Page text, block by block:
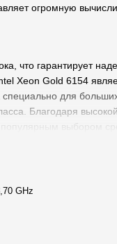
огромную
что гарантирует
Xeon Gold 6154
специально для
Благодаря высокой
популярным выбором
большим количеством
комплексных научных
уровнем защиты
решение для своих
большую
в наиболее
GHz